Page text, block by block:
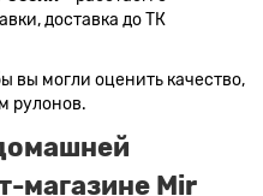
доставка до ТК
вы могли оценить качество,
рулонов.
магазине Mir